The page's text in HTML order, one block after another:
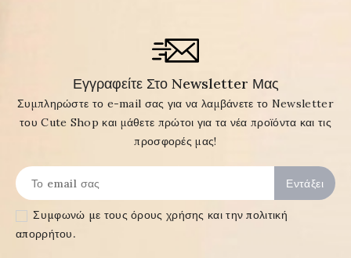
Εγγραφείτε Στο Newsletter Μας
Συμπληρώστε το e-mail σας για να λαμβάνετε το Newsletter
του Cute Shop και μάθετε πρώτοι για τα νέα προϊόντα και τις
προσφορές μας!
Συμφωνώ με τουςόρους χρήσης και την πολιτική
απορρήτου.